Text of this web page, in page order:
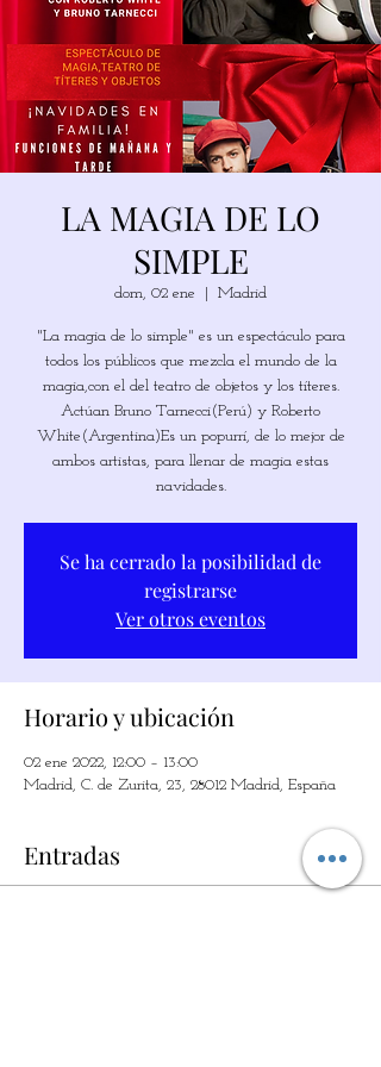
LA MAGIA DE LO
SIMPLE
dom, 02 ene Madrid
"La magia de lo simple" es un espectáculo para
todos los públicos que mezcla el mundo de la
magia,con el del teatro de objetos y los títeres.
Actúan Bruno Tarnecci(Perú) y Roberto
White(Argentina)Es un popurrí, de lo mejor de
ambos artistas, para llenar de magia estas
navidades.
Se ha cerrado la posibilidad de
registrarse
Ver otros eventos
Horario y ubicación
02 ene 2022, 12:00 – 13:00
Madrid, C. de Zurita, 23, 28012 Madrid, España
Entradas